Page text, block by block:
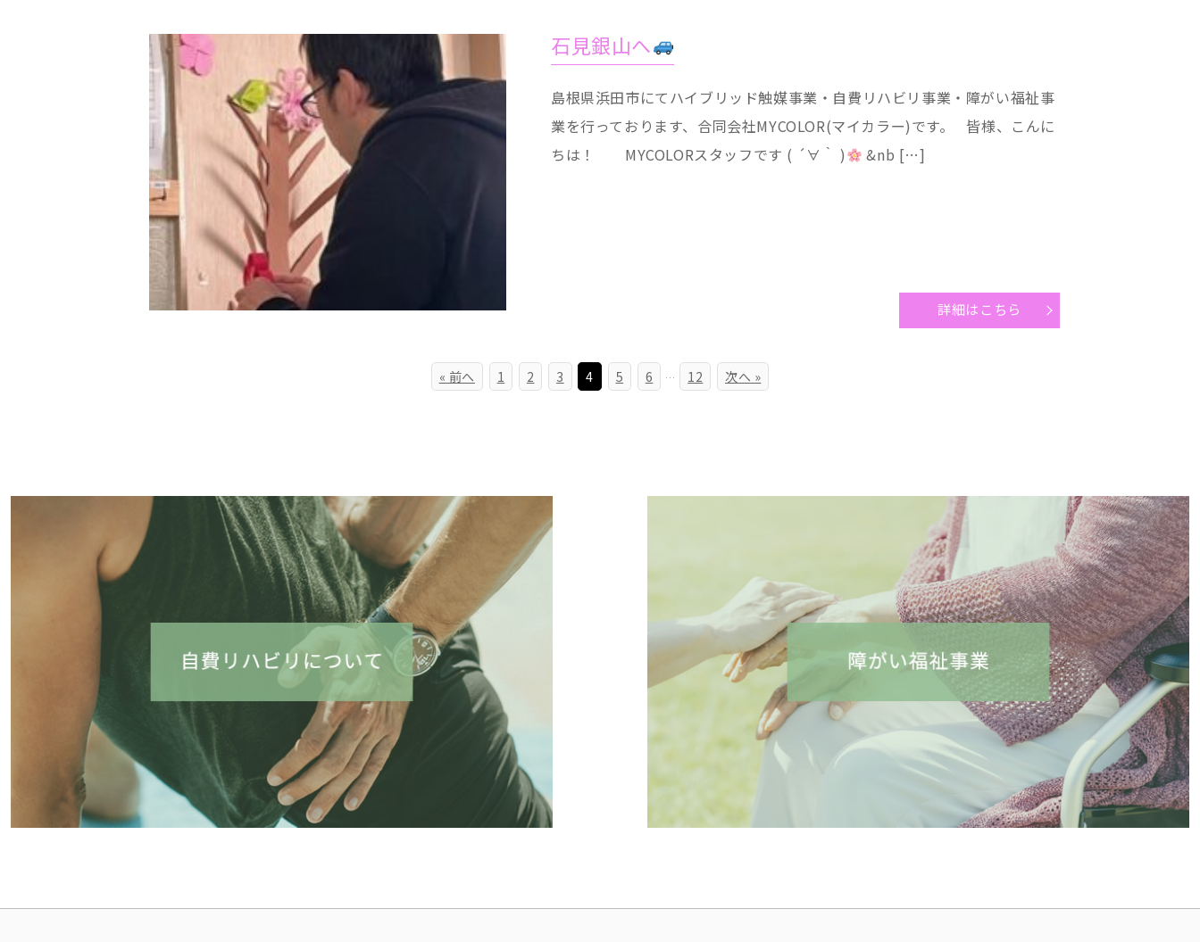
石見銀山へ
島根県浜田市にてハイブリッド触媒事業・自費リハビリ事業・障がい福祉事
業を行っております、合同会社MYCOLOR(マイカラー)です。 皆様、こんに
ちは！ MYCOLORスタッフです ( ´∀｀ )
&nb […]
詳細はこちら
« 前へ 1 2 3 4 5 6 … 12 次へ »